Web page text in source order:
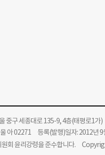
중구 세종대로 135-9, 4층(태평로1
울 아 02271 등록(발행)일자: 2012
회 윤리강령을 준수합니다.